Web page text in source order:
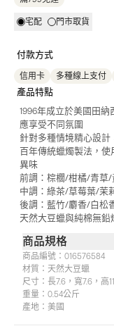
宅配 門市取貨
付款方式
信用卡 多種線上支付
產品特點
1996年成立於美國田
應享受不同氛圍
針對多種情境精心設
百年傳統蠟燭製法，
異味
前調：棕櫚/柑橘/青草/
中調：綠茶/草莓葉/茉
後調：藍竹/麝香/白松
天然大豆蠟與純棉無鉛
商品規格
商品編號： 016576584
材質： 天然大豆蠟
尺寸： 長7.6，寬7.6，高
重量： 0.54公斤
產地： 美國